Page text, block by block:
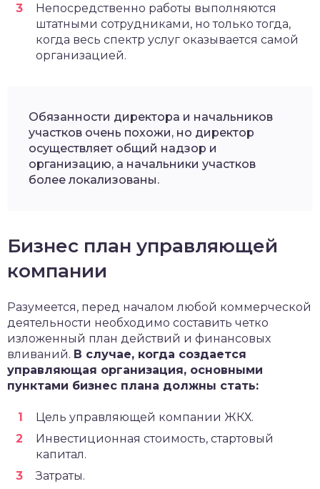
Непосредственно работы выполняются
штатными сотрудниками, но только тогда,
когда весь спектр услуг оказывается самой
организацией.
Обязанности директора и начальников
участков очень похожи, но директор
осуществляет общий надзор и
организацию, а начальники участков
более локализованы.
Бизнес план управляющей
компании
Разумеется, перед началом любой коммерческой
деятельности необходимо составить четко
изложенный план действий и финансовых
вливаний. В случае, когда создается
управляющая организация, основными
пунктами бизнес плана должны стать:
Цель управляющей компании ЖКХ.
Инвестиционная стоимость, стартовый
капитал.
Затраты.